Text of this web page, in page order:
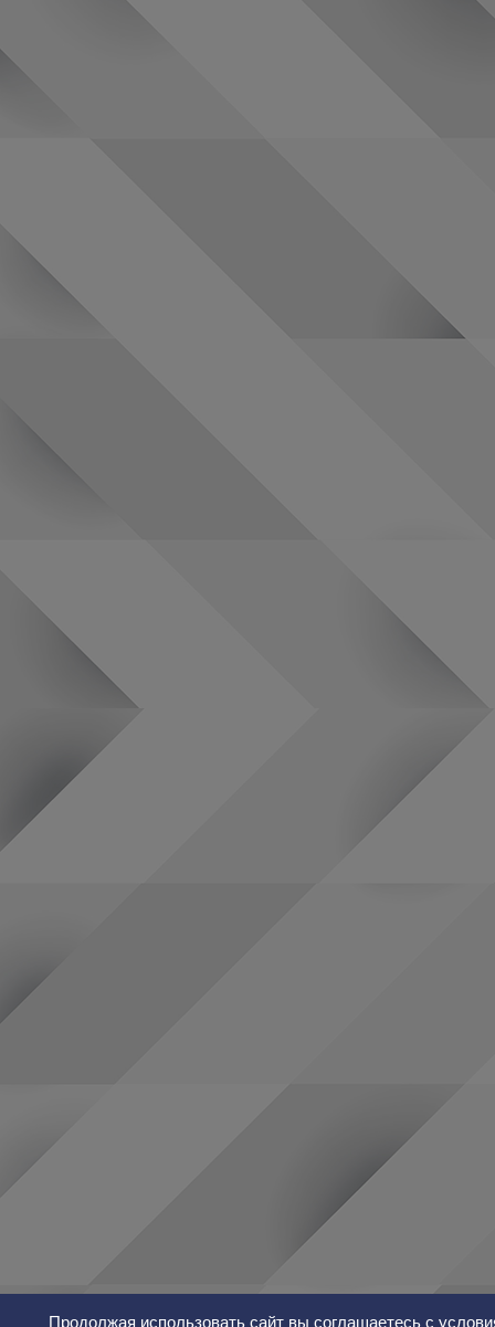
Продолжая использовать сайт вы соглашаетесь с